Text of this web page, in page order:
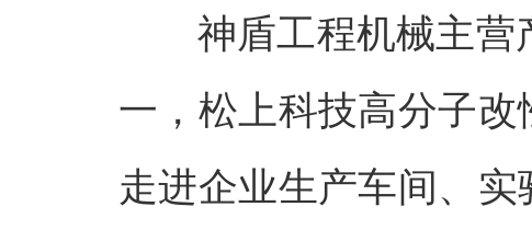
神盾工程机械主营
一，松上科技高分子
走进企业生产车间、